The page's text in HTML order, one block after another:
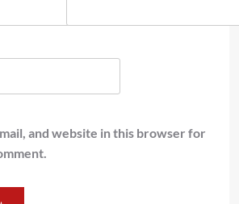
and website in this browser for